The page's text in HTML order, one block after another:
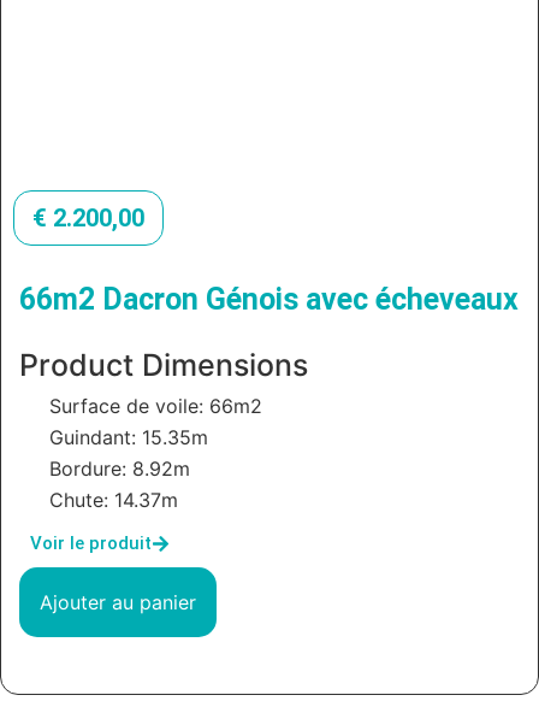
€ 2.200,00
66m2 Dacron Génois avec écheveaux
Product Dimensions
Surface de voile: 66m2
Guindant: 15.35m
Bordure: 8.92m
Chute: 14.37m
Voir le produit
Ajouter au panier